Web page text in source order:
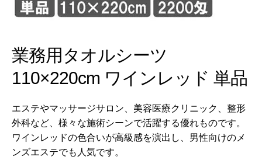
業務用タオルシーツ
110×220cm ワインレッド 単品
エステやマッサージサロン、美容医療クリニック、整形
外科など、様々な施術シーンで活躍する優れものです。
ワインレッドの色合いが高級感を演出し、男性向けのメ
ンズエステでも人気です。